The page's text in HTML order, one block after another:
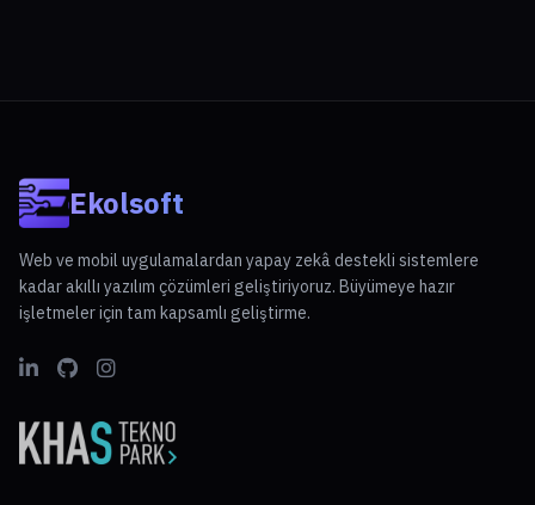
Ekolsoft
Web ve mobil uygulamalardan yapay zekâ destekli sistemlere
kadar akıllı yazılım çözümleri geliştiriyoruz. Büyümeye hazır
işletmeler için tam kapsamlı geliştirme.